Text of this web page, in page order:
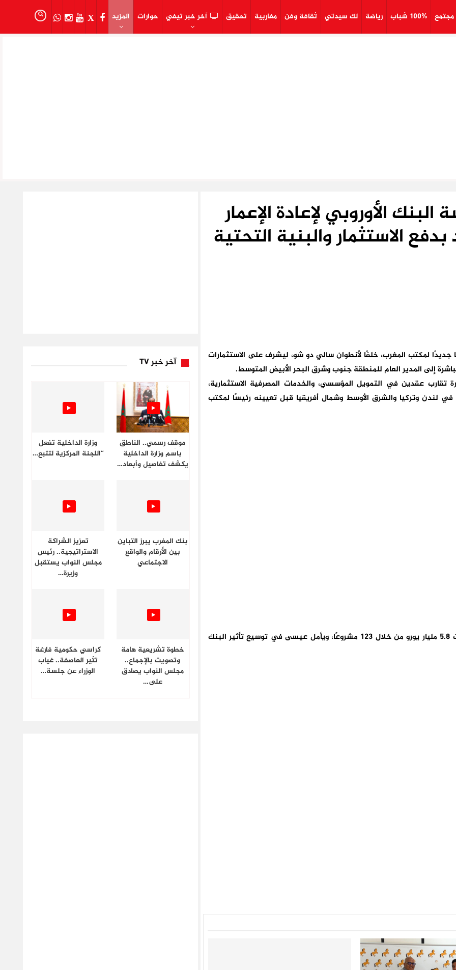
مجتمع 100% شباب رياضة لك سيدتي ثقافة وفن مغاربية تحقيق آخر خبر تيفي حوارات المزيد
الأوروبي لإعادة الإعمار
الاستثمار والبنية التحتية
جديدًا لمكتب المغرب، خلفًا لأنطوان سالي دو شو، ليشرف على الاستثمارات
إلى المدير العام للمنطقة جنوب وشرق البحر الأبيض المتوسط.
عقدين في التمويل المؤسسي، والخدمات المصرفية الاستثمارية،
لندن وتركيا والشرق الأوسط وشمال أفريقيا قبل تعيينه رئيسًا لمكتب
ومنذ انضمام المغرب إلى البنك عام 2012، تجاوزت الاستثمارات 5.8 مليار يورو من خلال 123 مشروعًا، ويأمل عيسى في توسيع تأثير البنك
آخر خبر TV
موقِف رسمي.. الناطق
باسم وزارة الداخلية
يكشف تفاصيل وأبعاد…
وزارة الداخلية تفعل
“اللجنة المركزية لتتبع…
بنك المغرب يبرز التباين
بين الأرقام والواقع
الاجتماعي
تعزيز الشراكة
الاستراتيجية.. رئيس
مجلس النواب يستقبل
وزيرة…
خطوة تشريعية هامة
وتصويت بالإجماع..
مجلس النواب يصادق
على…
كراسي حكومية فارغة
تثير العاصفة.. غياب
الوزراء عن جلسة…